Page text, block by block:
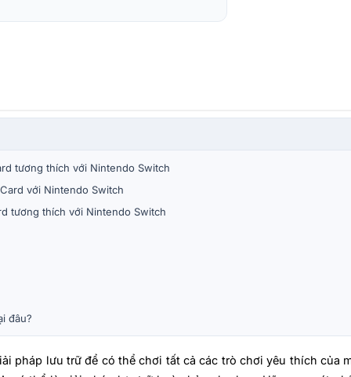
tương thích với Nintendo Switch
với Nintendo Switch
tương thích với Nintendo Switch
đâu?
pháp lưu trữ để có thể chơi tất cả các trò chơi yêu thích của